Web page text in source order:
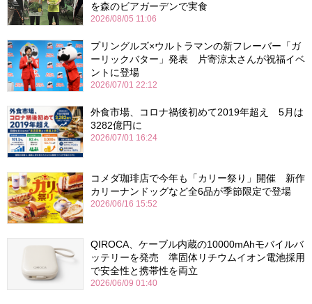
を森のビアガーデンで実食
2026/08/05 11:06
プリングルズ×ウルトラマンの新フレーバー「ガ
ーリックバター」発表 片寄涼太さんが祝福イベ
ントに登場
2026/07/01 22:12
外食市場、コロナ禍後初めて2019年超え 5月は
3282億円に
2026/07/01 16:24
コメダ珈琲店で今年も「カリー祭り」開催 新作
カリーナンドッグなど全6品が季節限定で登場
2026/06/16 15:52
QIROCA、ケーブル内蔵の10000mAhモバイルバ
ッテリーを発売 準固体リチウムイオン電池採用
で安全性と携帯性を両立
2026/06/09 01:40